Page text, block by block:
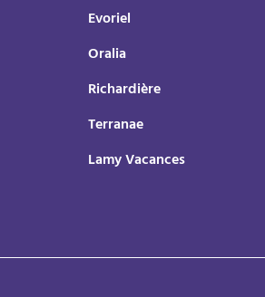
Evoriel
Oralia
Richardière
Terranae
Lamy Vacances